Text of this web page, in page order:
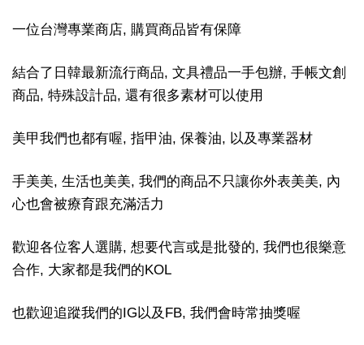
一位台灣專業商店, 購買商品皆有保障
結合了日韓最新流行商品, 文具禮品一手包辦, 手帳文創
商品, 特殊設計品, 還有很多素材可以使用
美甲我們也都有喔, 指甲油, 保養油, 以及專業器材
手美美, 生活也美美, 我們的商品不只讓你外表美美, 內
心也會被療育跟充滿活力
歡迎各位客人選購, 想要代言或是批發的, 我們也很樂意
合作, 大家都是我們的KOL
也歡迎追蹤我們的IG以及FB, 我們會時常抽獎喔